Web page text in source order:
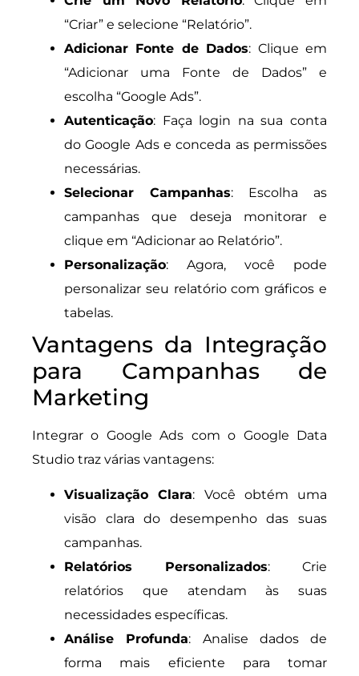
“Criar” e selecione “Relatório”.
Adicionar Fonte de Dados: Clique em
“Adicionar uma Fonte de Dados” e
escolha “Google Ads”.
Autenticação: Faça login na sua conta
do Google Ads e conceda as permissões
necessárias.
Selecionar Campanhas: Escolha as
campanhas que deseja monitorar e
clique em “Adicionar ao Relatório”.
Personalização: Agora, você pode
personalizar seu relatório com gráficos e
tabelas.
Vantagens da Integração
para Campanhas de
Marketing
Integrar o Google Ads com o Google Data
Studio traz várias vantagens:
Visualização Clara: Você obtém uma
visão clara do desempenho das suas
campanhas.
Relatórios Personalizados: Crie
relatórios que atendam às suas
necessidades específicas.
Análise Profunda: Analise dados de
forma mais eficiente para tomar